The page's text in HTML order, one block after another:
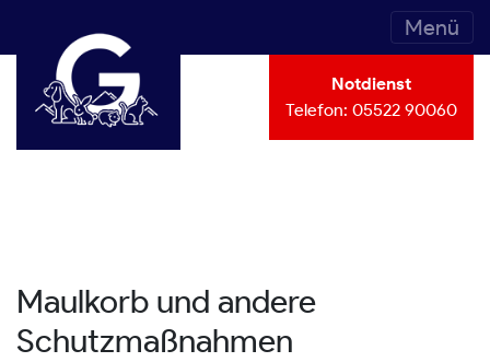
Menü
Notdienst
Telefon: 05522 90060
Maulkorb und andere
Schutzmaßnahmen